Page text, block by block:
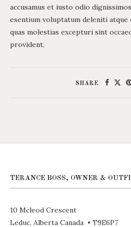
accusamus et iusto odio
esentium voluptatum deleniti
quas molestias excepturi sint
provident,
SHARE
TERANCE BOSS, OWNER &
10 Mcleod Crescent
Leduc, Alberta Canada • T9E6P7